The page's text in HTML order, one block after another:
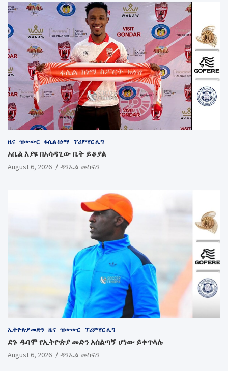
ዜና ዝውውር ፋሲል ከነማ ፕሪምየር ሊግ
አቤል እያዩ በአሳዳጊው ቤት ይቆያል
August 6, 2026 ዳንኤል መስፍን
ኢትዮጵያ መድን ዜና ዝውውር ፕሪምየር ሊግ
ደጉ ዱባሞ የኢትዮጵያ መድን አሰልጣኝ ሆነው ይቀጥላሉ
August 6, 2026 ዳንኤል መስፍን